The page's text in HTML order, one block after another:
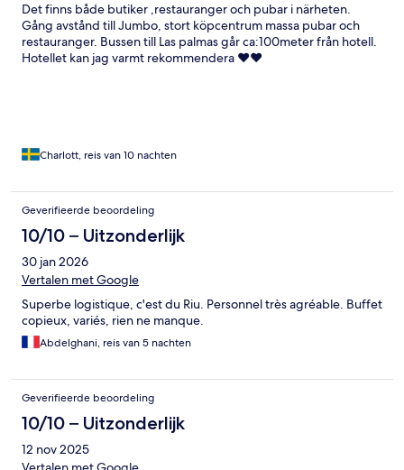
Det finns både butiker ,restauranger och pubar i närheten.
Gång avstånd till Jumbo, stort köpcentrum massa pubar och
restauranger. Bussen till Las palmas går ca:100meter från hotell.
Hotellet kan jag varmt rekommendera ❤️❤️
Charlott, reis van 10 nachten
Geverifieerde beoordeling
10/10 – Uitzonderlijk
30 jan 2026
Vertalen met Google
Superbe logistique, c'est du Riu. Personnel très agréable. Buffet
copieux, variés, rien ne manque.
Abdelghani, reis van 5 nachten
Geverifieerde beoordeling
10/10 – Uitzonderlijk
12 nov 2025